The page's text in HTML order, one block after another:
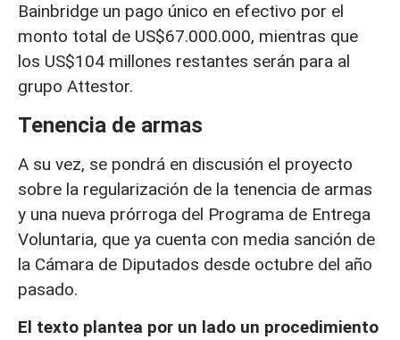
Bainbridge un pago único en efectivo por el
monto total de US$67.000.000, mientras que
los US$104 millones restantes serán para al
grupo Attestor.
Tenencia de armas
A su vez, se pondrá en discusión el proyecto
sobre la regularización de la tenencia de armas
y una nueva prórroga del Programa de Entrega
Voluntaria, que ya cuenta con media sanción de
la Cámara de Diputados desde octubre del año
pasado.
El texto plantea por un lado un procedimiento